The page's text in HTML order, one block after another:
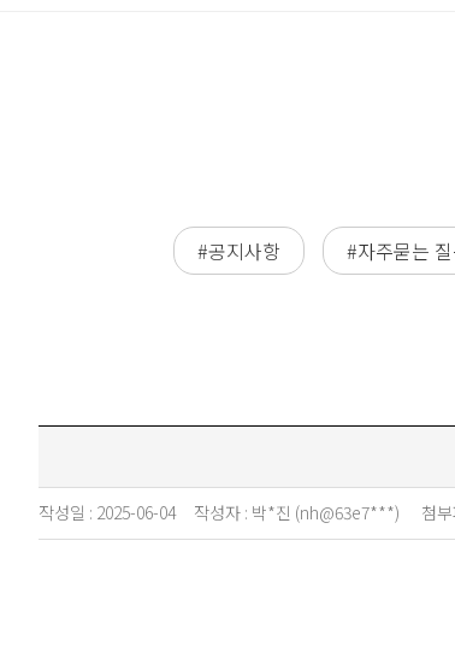
#공지사항 #자주묻는
작성일 : 2025-06-04 작성자 : 박*진 (nh@63e7***) 첨